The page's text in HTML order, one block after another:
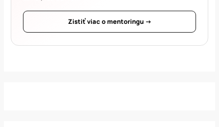
Zistiť viac o mentoringu →